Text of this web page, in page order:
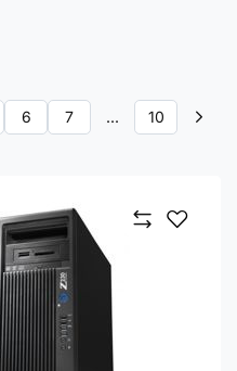
6 7 ... 10